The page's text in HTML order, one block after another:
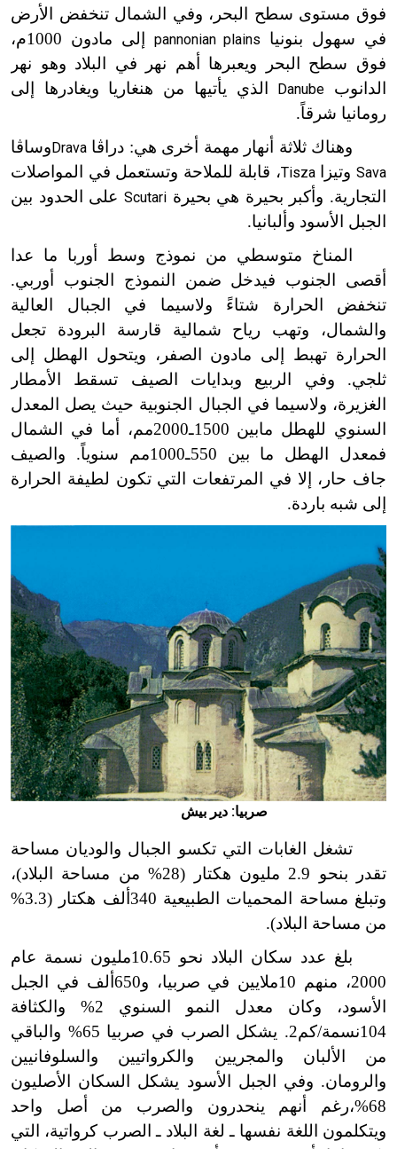
فوق مستوى سطح البحر، وفي الشمال تنخفض الأرض
في سهول بنونيا
pannonian plains
إلى مادون 1000م،
فوق سطح البحر ويعبرها أهم نهر في البلاد وهو نهر
الدانوب Danube
الذي يأتيها من هنغاريا ويغادرها إلى
رومانيا شرقاً.
وهناك ثلاثة أنهار مهمة أخرى هي: دراڤا Drava وساڤا
SavaوتيزاTisza، قابلة للملاحة وتستعمل في المواصلات
التجارية. وأكبر بحيرة هي بحيرةScutari على الحدود بين
الجبل الأسود وألبانيا.
المناخ متوسطي من نموذج وسط أوربا ما عدا
أقصى الجنوب فيدخل ضمن النموذج الجنوب أوربي.
تنخفض الحرارة شتاءً ولاسيما في الجبال العالية
والشمال، وتهب رياح شمالية قارسة البرودة تجعل
الحرارة تهبط إلى مادون الصفر، ويتحول الهطل إلى
ثلجي. وفي الربيع وبدايات الصيف تسقط الأمطار
الغزيرة، ولاسيما في الجبال الجنوبية حيث يصل المعدل
السنوي للهطل مابين 1500ـ2000مم، أما في الشمال
فمعدل الهطل ما بين 550ـ1000مم سنوياً. والصيف
جاف حار، إلا في المرتفعات التي تكون لطيفة الحرارة
إلى شبه باردة.
صربيا: دير بيش
تشغل الغابات التي تكسو الجبال والوديان مساحة
تقدر بنحو 2.9
مليون هكتار (28% من مساحة البلاد)،
وتبلغ مساحة المحميات الطبيعية 340ألف هكتار (3.3%
من مساحة البلاد).
بلغ عدد سكان البلاد نحو 10.65مليون نسمة عام
2000، منهم 10ملايين في صربيا، و650ألف في الجبل
الأسود، وكان معدل النمو السنوي 2% والكثافة
104نسمة/كم2. يشكل الصرب في صربيا 65% والباقي
من الألبان والمجريين والكرواتيين والسلوفانيين
والرومان. وفي الجبل الأسود يشكل السكان الأصليون
68%،رغم أنهم ينحدرون والصرب من أصل واحد
ويتكلمون اللغة نفسها ـ لغة البلاد ـ الصرب كرواتية، التي